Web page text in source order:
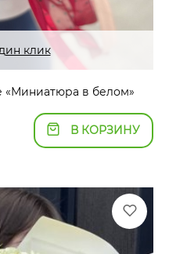
клик
«Миниатюра в белом»
В КОРЗИНУ